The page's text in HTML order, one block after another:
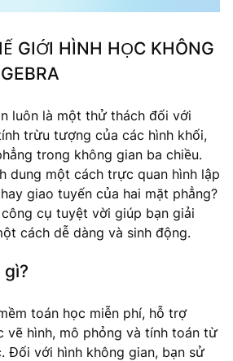
GIỚI HÌNH HỌC KHÔNG
luôn là một thử thách đối với
trừu tượng của các hình khối,
trong không gian ba chiều.
dung một cách trực quan hình lập
giao tuyến của hai mặt phẳng?
cụ tuyệt vời giúp bạn giải
cách dễ dàng và sinh động.
gì?
toán học miễn phí, hỗ trợ
vẽ hình, mô phỏng và tính toán từ
Đối với hình không gian, bạn sử